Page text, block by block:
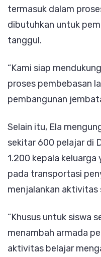
termasuk dalam
dibutuhkan untuk
tanggul.
“Kami siap
proses pembebasan
pembangunan
Selain itu, Ela
sekitar 600 pelajar di
1.200 kepala
pada transportasi
menjalankan aktivitas
“Khusus untuk siswa
menambah armada
aktivitas belajar